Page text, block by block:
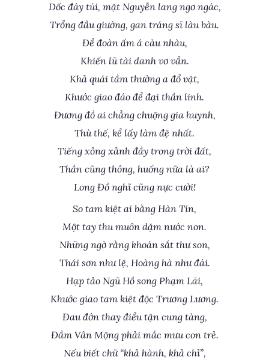
Dốc đáy túi, mặt Nguyễn lang ngơ ngác,
Trổng đầu giường, gan tráng sĩ làu bàu.
Để đoàn ấm á càu nhàu,
Khiến lũ tài danh vơ vẩn.
Khả quái tầm thường a đổ vật,
Khước giao đáo để đại thần linh.
Đương đồ ai chẳng chuộng gia huynh,
Thù thế, kể lấy làm đệ nhất.
Tiếng xỏng xảnh đầy trong trời đất,
Thần cũng thông, huống nữa là ai?
Long Đồ nghĩ cũng nực cười!
So tam kiệt ai bằng Hàn Tín,
Một tay thu muôn dặm nước non.
Những ngờ rằng khoán sắt thư son,
Thái sơn như lệ, Hoàng hà như đái.
Hạp tảo Ngũ Hồ song Phạm Lãi,
Khước giao tam kiệt độc Trương Lương.
Đau đớn thay điểu tận cung tàng,
Đầm Vân Mộng phải mắc mưu con trẻ.
Nếu biết chữ “khả hành, khả chỉ”,